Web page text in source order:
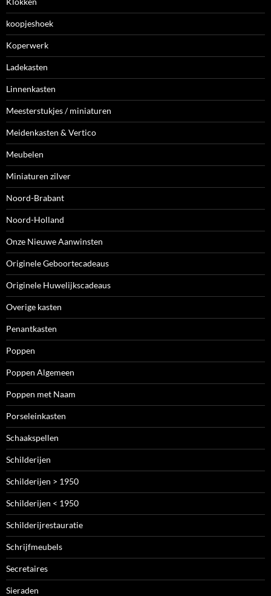
koopjeshoek
Koperwerk
Ladekasten
Linnenkasten
Meesterstukjes / miniaturen
Meidenkasten & Vertico
Meubelen
Miniaturen zilver
Noord-Brabant
Noord-Holland
Onze Nieuwe Aanwinsten
Originele Geboortecadeaus
Originele Huwelijkscadeaus
Overige kasten
Penantkasten
Poppen
Poppen Algemeen
Poppen met Naam
Porseleinkasten
Schaakspellen
Schilderijen
Schilderijen > 1950
Schilderijen < 1950
Schilderijrestauratie
Schrijfmeubels
Secretaires
Sieraden